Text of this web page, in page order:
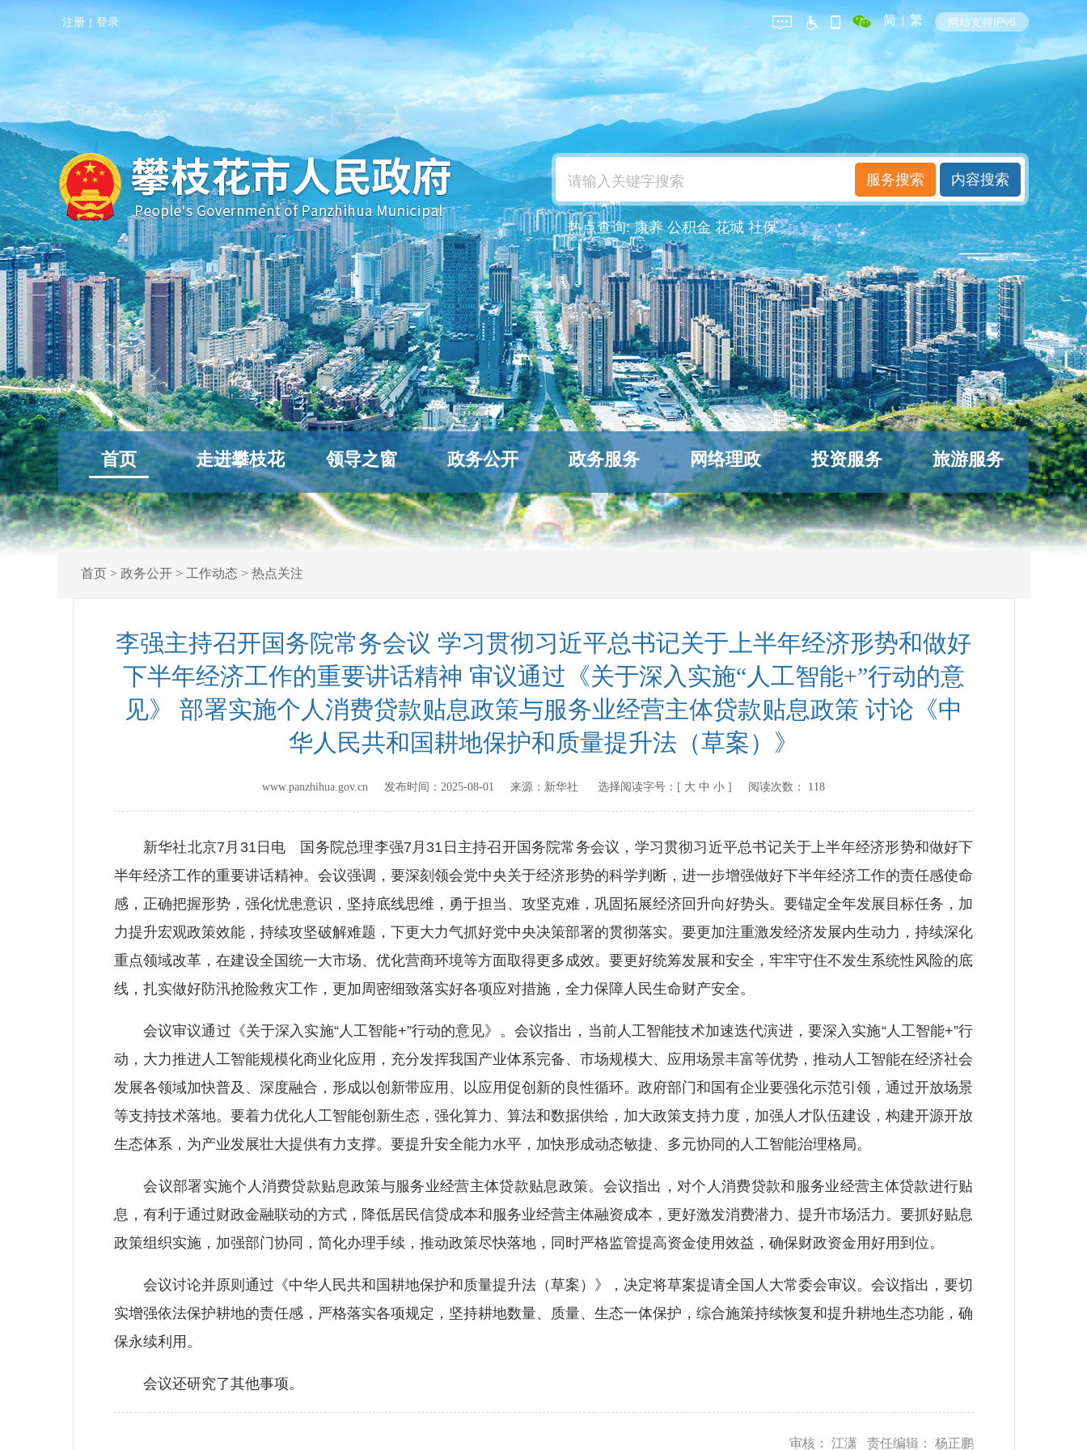
注册 | 登录 简 | 繁 网站支持IPv6
热点查询:康养 公积金 花城 社保
首页 走进攀枝花 领导之窗 政务公开 政务服务 网络理政 投资服务 旅游服务
首页> 政务公开> 工作动态 > 热点关注
李强主持召开国务院常务会议 学习贯彻习近平总书记关于上半年经济形势和做好
下半年经济工作的重要讲话精神 审议通过《关于深入实施“人工智能+”行动的意
见》 部署实施个人消费贷款贴息政策与服务业经营主体贷款贴息政策 讨论《中
华人民共和国耕地保护和质量提升法（草案）》
www.panzhihua.gov.cn 发布时间： 2025-08-01 来源： 新华社 选择阅读字号：[ 大 中 小 ] 阅读次数： 118
新华社北京7月31日电 国务院总理李强7月31日主持召开国务院常务会议，学习贯彻习近平总书记关于上半年经济形势和做好下
半年经济工作的重要讲话精神。会议强调，要深刻领会党中央关于经济形势的科学判断，进一步增强做好下半年经济工作的责任感使命
感，正确把握形势，强化忧患意识，坚持底线思维，勇于担当、攻坚克难，巩固拓展经济回升向好势头。要锚定全年发展目标任务，加
力提升宏观政策效能，持续攻坚破解难题，下更大力气抓好党中央决策部署的贯彻落实。要更加注重激发经济发展内生动力，持续深化
重点领域改革，在建设全国统一大市场、优化营商环境等方面取得更多成效。要更好统筹发展和安全，牢牢守住不发生系统性风险的底
线，扎实做好防汛抢险救灾工作，更加周密细致落实好各项应对措施，全力保障人民生命财产安全。
会议审议通过《关于深入实施“人工智能+”行动的意见》。会议指出，当前人工智能技术加速迭代演进，要深入实施“人工智能+”行
动，大力推进人工智能规模化商业化应用，充分发挥我国产业体系完备、市场规模大、应用场景丰富等优势，推动人工智能在经济社会
发展各领域加快普及、深度融合，形成以创新带应用、以应用促创新的良性循环。政府部门和国有企业要强化示范引领，通过开放场景
等支持技术落地。要着力优化人工智能创新生态，强化算力、算法和数据供给，加大政策支持力度，加强人才队伍建设，构建开源开放
生态体系，为产业发展壮大提供有力支撑。要提升安全能力水平，加快形成动态敏捷、多元协同的人工智能治理格局。
会议部署实施个人消费贷款贴息政策与服务业经营主体贷款贴息政策。会议指出，对个人消费贷款和服务业经营主体贷款进行贴
息，有利于通过财政金融联动的方式，降低居民信贷成本和服务业经营主体融资成本，更好激发消费潜力、提升市场活力。要抓好贴息
政策组织实施，加强部门协同，简化办理手续，推动政策尽快落地，同时严格监管提高资金使用效益，确保财政资金用好用到位。
会议讨论并原则通过《中华人民共和国耕地保护和质量提升法（草案）》，决定将草案提请全国人大常委会审议。会议指出，要切
实增强依法保护耕地的责任感，严格落实各项规定，坚持耕地数量、质量、生态一体保护，综合施策持续恢复和提升耕地生态功能，确
保永续利用。
会议还研究了其他事项。
审核： 江潇 责任编辑： 杨正鹏